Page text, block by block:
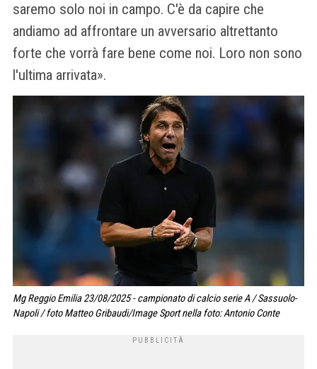
saremo solo noi in campo. C'è da capire che
andiamo ad affrontare un avversario altrettanto
forte che vorrà fare bene come noi. Loro non sono
l'ultima arrivata».
Mg Reggio Emilia 23/08/2025 - campionato di calcio serie A / Sassuolo-
Napoli / foto Matteo Gribaudi/Image Sport nella foto: Antonio Conte